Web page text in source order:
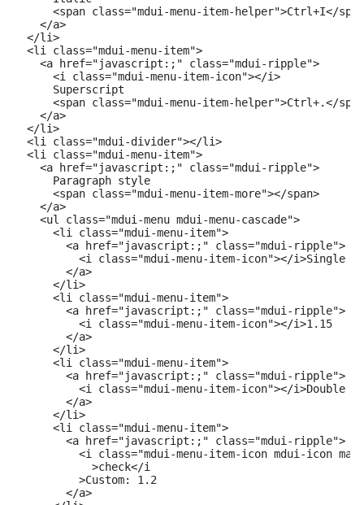
<span class="mdui-menu-item-helper">Ctrl+I</
    </a>
  </li>
  <li class="mdui-menu-item">
    <a href="javascript:;" class="mdui-ripple">
      <i class="mdui-menu-item-icon"></i>
      Superscript
<span class="mdui-menu-item-helper">Ctrl+.</
    </a>
  </li>
  <li class="mdui-divider"></li>
  <li class="mdui-menu-item">
    <a href="javascript:;" class="mdui-ripple">
      Paragraph style
      <span class="mdui-menu-item-more"></span>
    </a>
    <ul class="mdui-menu mdui-menu-cascade">
      <li class="mdui-menu-item">
        <a href="javascript:;" class="mdui-ripple">
          <i class="mdui-menu-item-icon"></i>Single
        </a>
      </li>
      <li class="mdui-menu-item">
        <a href="javascript:;" class="mdui-ripple">
          <i class="mdui-menu-item-icon"></i>1.15
        </a>
      </li>
      <li class="mdui-menu-item">
        <a href="javascript:;" class="mdui-ripple">
          <i class="mdui-menu-item-icon"></i>Double
        </a>
      </li>
      <li class="mdui-menu-item">
        <a href="javascript:;" class="mdui-ripple">
<i class="mdui-menu-item-icon mdui-icon
            >check</i
          >Custom: 1.2
        </a>